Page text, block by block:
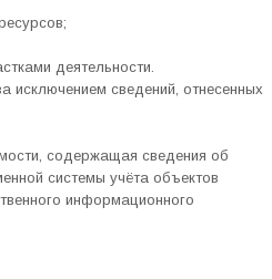
деятельности.
исключением сведений, отнесенных
содержащая сведения об
системы учёта объектов
информационного